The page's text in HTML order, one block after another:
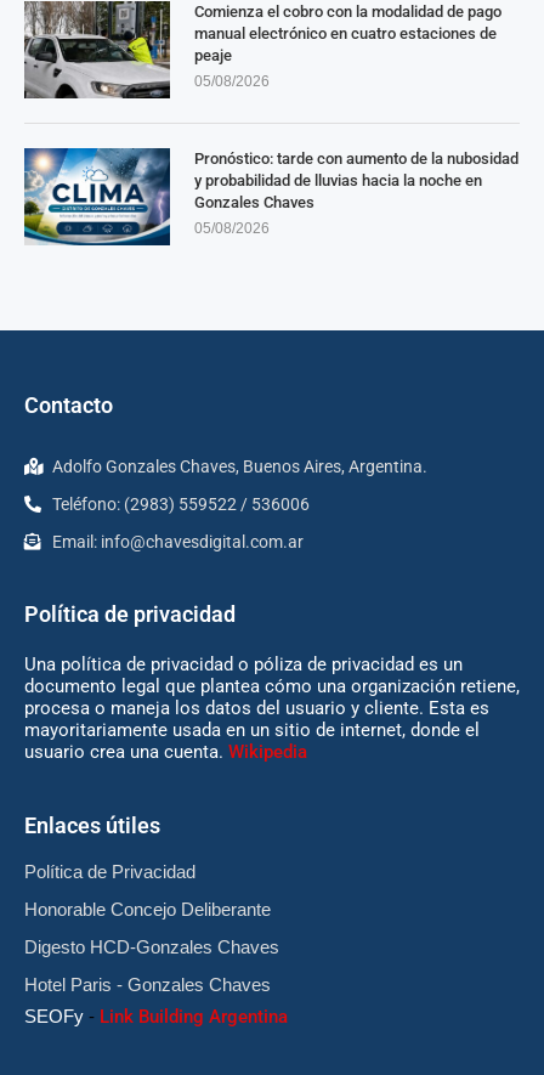
Comienza el cobro con la modalidad de pago
manual electrónico en cuatro estaciones de
peaje
05/08/2026
Pronóstico: tarde con aumento de la nubosidad
y probabilidad de lluvias hacia la noche en
Gonzales Chaves
05/08/2026
Contacto
Adolfo Gonzales Chaves, Buenos Aires, Argentina.
Teléfono: (2983) 559522 / 536006
Email: info@chavesdigital.com.ar
Política de privacidad
Una política de privacidad o póliza de privacidad es un
documento legal que plantea cómo una organización retiene,
procesa o maneja los datos del usuario y cliente. Esta es
mayoritariamente usada en un sitio de internet, donde el
usuario crea una cuenta. Wikipedia
Enlaces útiles
Política de Privacidad
Honorable Concejo Deliberante
Digesto HCD-Gonzales Chaves
Hotel Paris - Gonzales Chaves
SEOFy - Link Building Argentina